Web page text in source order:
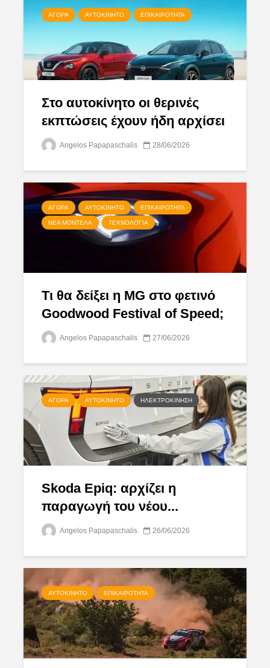
ΑΓΟΡΆ ΑΥΤΟΚΊΝΗΤΟ ΕΠΙΚΑΙΡΌΤΗΤΑ
Στο αυτοκίνητο οι θερινές
εκπτώσεις έχουν ήδη αρχίσει
Angelos Papapaschalis 28/06/2026
ΑΓΟΡΆ ΑΥΤΟΚΊΝΗΤΟ ΕΠΙΚΑΙΡΌΤΗΤΑ
ΝΈΑ ΜΟΝΤΈΛΑ ΤΕΧΝΟΛΟΓΊΑ
Τι θα δείξει η MG στο φετινό
Goodwood Festival of Speed;
Angelos Papapaschalis 27/06/2026
ΑΓΟΡΆ ΑΥΤΟΚΊΝΗΤΟ ΗΛΕΚΤΡΟΚΊΝΗΣΗ
Skoda Epiq: αρχίζει η
παραγωγή του νέου...
Angelos Papapaschalis 26/06/2026
ΑΥΤΟΚΊΝΗΤΟ ΕΠΙΚΑΙΡΌΤΗΤΑ